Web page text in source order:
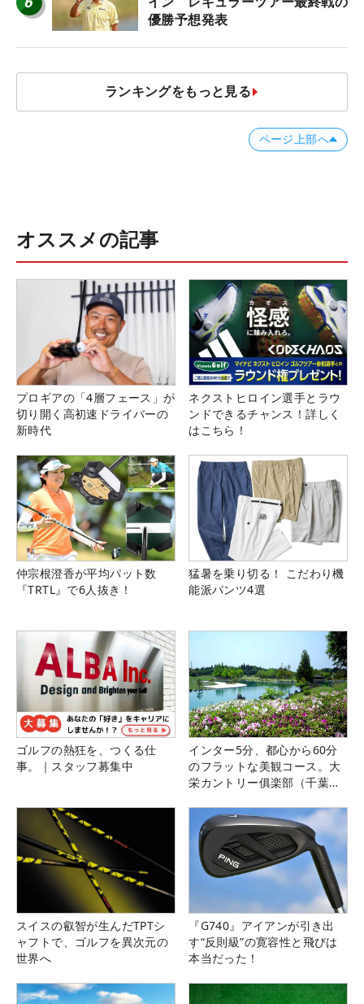
優勝予想発表
ランキングをもっと見る
ページ上部へ
オススメの記事
プロギアの「4層フェース」が
切り開く高初速ドライバーの
新時代
ネクストヒロイン選手とラウ
ンドできるチャンス！詳しく
はこちら！
仲宗根澄香が平均パット数
『TRTL』で6人抜き！
猛暑を乗り切る！ こだわり機
能派パンツ4選
ゴルフの熱狂を、つくる仕
事。｜スタッフ募集中
インター5分、都心から60分
のフラットな美観コース。大
栄カントリー俱楽部（千葉
スイスの叡智が生んだTPTシ
ャフトで、ゴルフを異次元の
世界へ
『G740』アイアンが引き出
す“反則級”の寛容性と飛びは
本当だった！